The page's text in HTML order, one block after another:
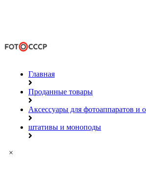
Главная
Проданные товары
Аксессуары для фотоаппаратов и
штативы и моноподы
×